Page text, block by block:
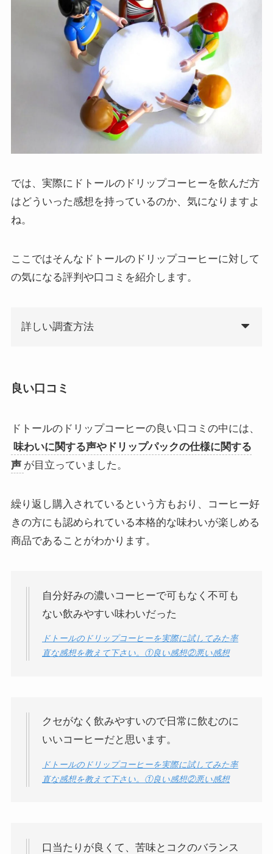
では、実際にドトールのドリップコーヒーを飲んだ方
はどういった感想を持っているのか、気になりますよ
ね。
ここではそんなドトールのドリップコーヒーに対して
の気になる評判や口コミを紹介します。
詳しい調査方法
良い口コミ
ドトールのドリップコーヒーの良い口コミの中には、
味わいに関する声やドリップパックの仕様に関する
声 が目立っていました。
繰り返し購入されているという方もおり、コーヒー好
きの方にも認められている本格的な味わいが楽しめる
商品であることがわかります。
自分好みの濃いコーヒーで可もなく不可も
ない飲みやすい味わいだった
ドトールのドリップコーヒーを実際に試してみた率
直な感想を教えて下さい。①良い感想②悪い感想
クセがなく飲みやすいので日常に飲むのに
いいコーヒーだと思います。
ドトールのドリップコーヒーを実際に試してみた率
直な感想を教えて下さい。①良い感想②悪い感想
口当たりが良くて、苦味とコクのバランス